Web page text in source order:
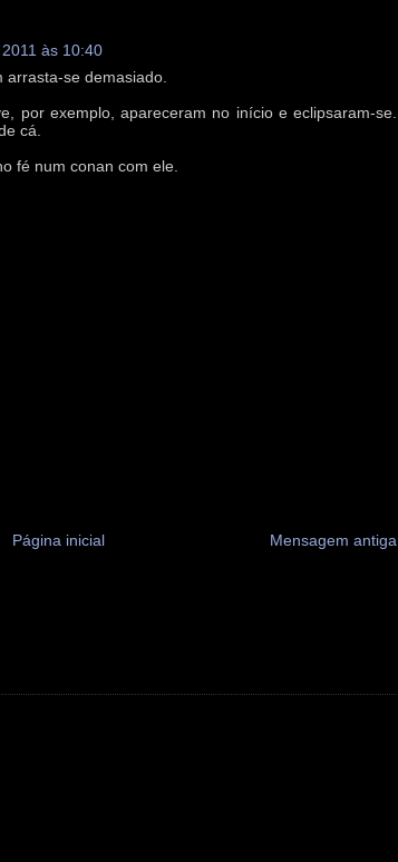
às 10:40
se demasiado.
por exemplo, apareceram no início e eclipsaram-se.
cá.
fé num conan com ele.
Mensagem antiga
Página inicial